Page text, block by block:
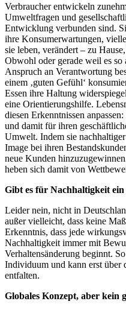
Verbraucher entwickeln
Umweltfragen und
Entwicklung verbunden sind.
ihre Konsumerwartungen,
sie leben, verändert – zu
Obwohl oder gerade weil es
Anspruch an Verantwortung
einem ‚guten Gefühl‘
Essen ihre Haltung
eine Orientierungshilfe.
diesen Erkenntnissen
und damit für ihren
Umwelt. Indem sie
Image bei ihren
neue Kunden
heben sich damit von
Gibt es für Nachhaltigkeit ein
Leider nein, nicht in
außer vielleicht, dass keine
Erkenntnis, dass jede
Nachhaltigkeit immer mit
Verhaltensänderung beginnt.
Individuum und kann erst über
entfalten.
Globales Konzept, aber kein